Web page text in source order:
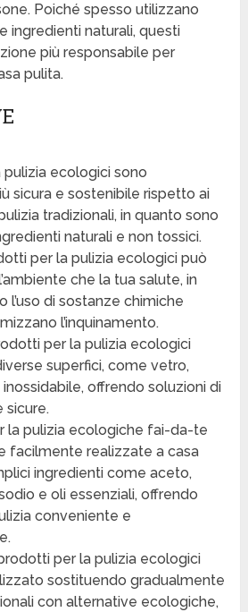
Poiché spesso utilizzano
ingredienti naturali, questi
più responsabile per
pulita.
pulizia ecologici sono
sicura e sostenibile rispetto ai
tradizionali, in quanto sono
naturali e non tossici.
per la pulizia ecologici può
che la tua salute, in
l’uso di sostanze chimiche
l’inquinamento.
per la pulizia ecologici
superfici, come vetro,
offrendo soluzioni di
sicure.
la pulizia ecologiche fai-da-te
facilmente realizzate a casa
ingredienti come aceto,
e oli essenziali, offrendo
conveniente e
per la pulizia ecologici
sostituendo gradualmente
con alternative ecologiche,